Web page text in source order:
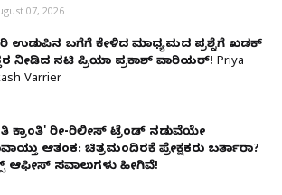
07, 2026
ಉಡುಪಿನ ಬಗೆಗೆ ಕೇಳಿದ ಮಾಧ್ಯಮದ ಪ್ರಶ್ನೆಗೆ ಖಡಕ್
ನೀಡಿದ ನಟಿ ಪ್ರಿಯಾ ಪ್ರಕಾಶ್ ವಾರಿಯರ್! Priya
Varrier
ಕ್ರಾಂತಿ' ರೀ-ರಿಲೀಸ್ ಟ್ರೆಂಡ್ ನಡುವೆಯೇ
ಆತಂಕ: ಚಿತ್ರಮಂದಿರಕ್ಕೆ ಪ್ರೇಕ್ಷಕರು ಬರ್ತಾರಾ?
ಆಫೀಸ್ ಸವಾಲುಗಳು ಹೀಗಿವೆ!